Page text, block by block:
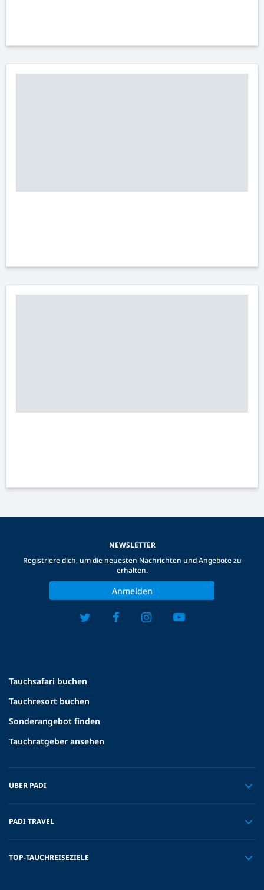
Tauchsafari buchen
Tauchresort buchen
Sonderangebot finden
Tauchratgeber ansehen
ÜBER PADI
PADI TRAVEL
TOP-TAUCHREISEZIELE
NEWSLETTER
Registriere dich, um die neuesten Nachrichten und Angebote zu
erhalten.
Anmelden